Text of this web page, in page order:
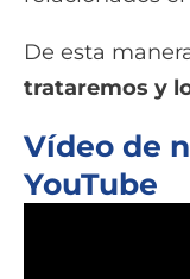
De esta
trataremos y
Vídeo de
YouTube